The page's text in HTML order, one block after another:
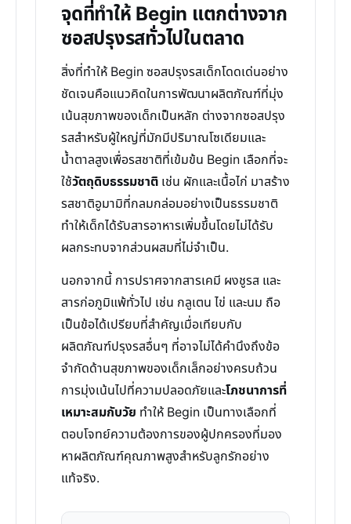
จุดที่ทำให้ Begin แตกต่างจาก
ซอสปรุงรสทั่วไปในตลาด
สิ่งที่ทำให้ Begin ซอสปรุงรสเด็กโดดเด่นอย่าง
ชัดเจนคือแนวคิดในการพัฒนาผลิตภัณฑ์ที่มุ่ง
เน้นสุขภาพของเด็กเป็นหลัก ต่างจากซอสปรุง
รสสำหรับผู้ใหญ่ที่มักมีปริมาณโซเดียมและ
น้ำตาลสูงเพื่อรสชาติที่เข้มข้น Begin เลือกที่จะ
ใช้วัตถุดิบธรรมชาติ เช่น ผักและเนื้อไก่ มาสร้าง
รสชาติอูมามิที่กลมกล่อมอย่างเป็นธรรมชาติ
ทำให้เด็กได้รับสารอาหารเพิ่มขึ้นโดยไม่ได้รับ
ผลกระทบจากส่วนผสมที่ไม่จำเป็น.
นอกจากนี้ การปราศจากสารเคมี ผงชูรส และ
สารก่อภูมิแพ้ทั่วไป เช่น กลูเตน ไข่ และนม ถือ
เป็นข้อได้เปรียบที่สำคัญเมื่อเทียบกับ
ผลิตภัณฑ์ปรุงรสอื่นๆ ที่อาจไม่ได้คำนึงถึงข้อ
จำกัดด้านสุขภาพของเด็กเล็กอย่างครบถ้วน
การมุ่งเน้นไปที่ความปลอดภัยและโภชนาการที่
เหมาะสมกับวัย ทำให้ Begin เป็นทางเลือกที่
ตอบโจทย์ความต้องการของผู้ปกครองที่มอง
หาผลิตภัณฑ์คุณภาพสูงสำหรับลูกรักอย่าง
แท้จริง.